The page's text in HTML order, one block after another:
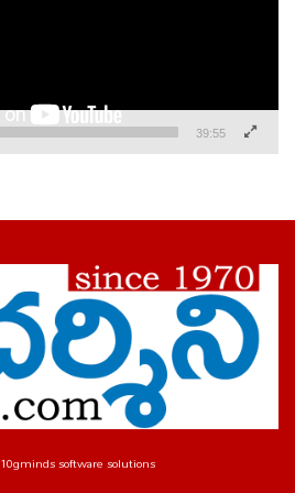
39:55
10gminds software solutions